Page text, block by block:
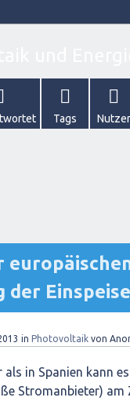
Tags Nutzer
der
in Photovoltaik von
in Spanien kann
Stromanbieter)